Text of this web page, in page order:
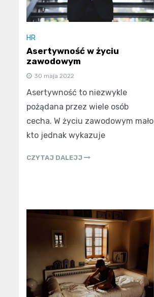
HR
Asertywność w życiu
zawodowym
30 maja 2022
Asertywność to niezwykle
pożądana przez wiele osób
cecha. W życiu zawodowym mało
kto jednak wykazuje
CZYTAJ DALEJJ